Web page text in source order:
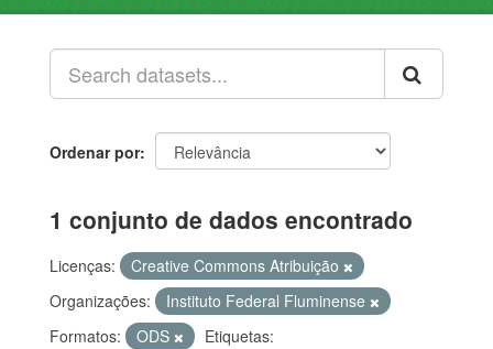
Ordenar por
1 conjunto de dados encontrado
Licenças:
Creative Commons Atribuição
Organizações:
Instituto Federal Fluminense
Formatos:
ODS
Etiquetas: